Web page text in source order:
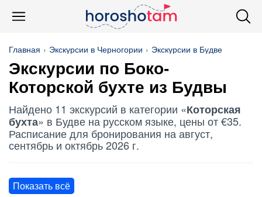
Главная Экскурсии в Черногории Экскурсии в Будве
Экскурсии по Боко-
Которской бухте из Будвы
Найдено 11 экскурсий в категории «Которская
бухта» в Будве на русском языке, цены от €35.
Расписание для бронирования на август,
сентябрь и октябрь 2026 г.
Показать всё